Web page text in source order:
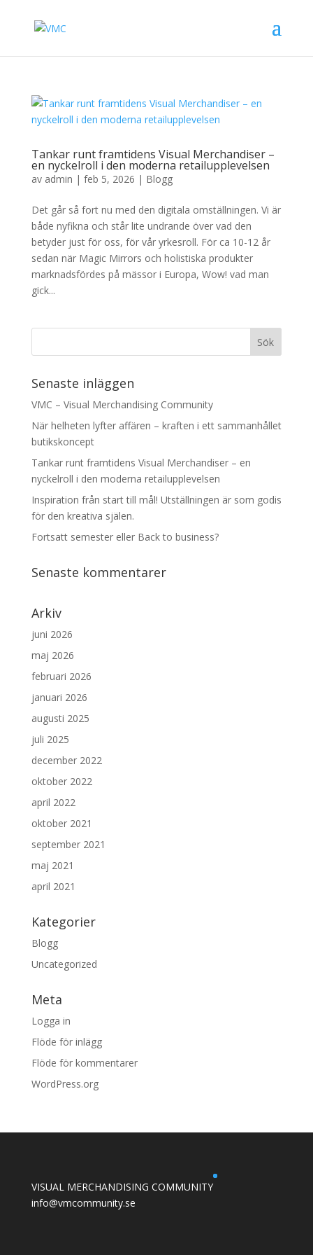
Tankar runt framtidens Visual Merchandiser –
en nyckelroll i den moderna retailupplevelsen
av admin | feb 5, 2026 | Blogg
Det går så fort nu med den digitala omställningen. Vi är
både nyfikna och står lite undrande över vad den
betyder just för oss, för vår yrkesroll. För ca 10-12 år
sedan när Magic Mirrors och holistiska produkter
marknadsfördes på mässor i Europa, Wow! vad man
gick...
Senaste inläggen
VMC – Visual Merchandising Community
När helheten lyfter affären – kraften i ett sammanhållet
butikskoncept
Tankar runt framtidens Visual Merchandiser – en
nyckelroll i den moderna retailupplevelsen
Inspiration från start till mål! Utställningen är som godis
för den kreativa själen.
Fortsatt semester eller Back to business?
Senaste kommentarer
Arkiv
juni 2026
maj 2026
februari 2026
januari 2026
augusti 2025
juli 2025
december 2022
oktober 2022
april 2022
oktober 2021
september 2021
maj 2021
april 2021
Kategorier
Blogg
Uncategorized
Meta
Logga in
Flöde för inlägg
Flöde för kommentarer
WordPress.org
VISUAL MERCHANDISING COMMUNITY
info@vmcommunity.se